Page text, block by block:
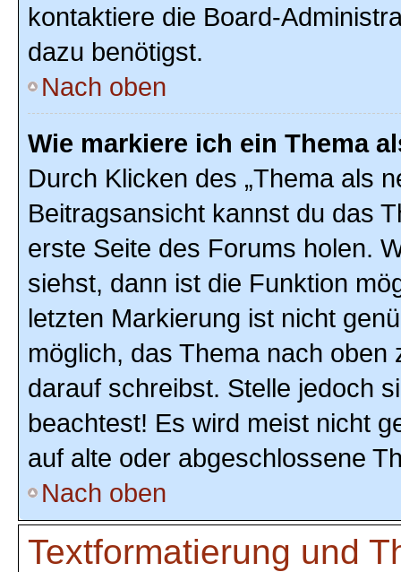
kontaktiere die Board-
dazu benötigst.
Nach oben
Wie markiere ich ein Thema
Durch Klicken des „Thema als
Beitragsansicht kannst du das
erste Seite des Forums holen.
siehst, dann ist die Funktion
letzten Markierung ist nicht
möglich, das Thema nach
darauf schreibst. Stelle jedoch
beachtest! Es wird meist nicht
auf alte oder abgeschlossene
Nach oben
Textformatierung und